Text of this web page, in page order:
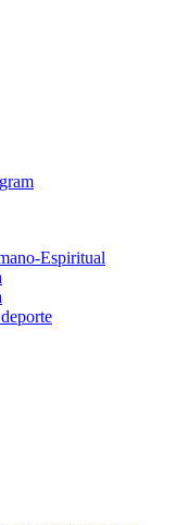
Espiritual